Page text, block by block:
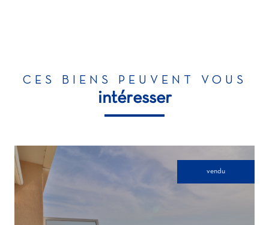
CES BIENS PEUVENT VOUS
intéresser
vendu